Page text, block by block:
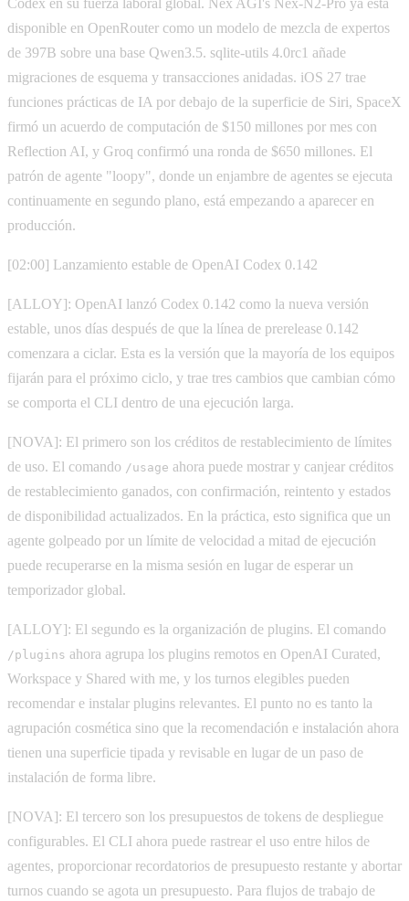
disponible en OpenRouter como un modelo de mezcla de expertos
de 397B sobre una base Qwen3.5. sqlite-utils 4.0rc1 añade
migraciones de esquema y transacciones anidadas. iOS 27 trae
funciones prácticas de IA por debajo de la superficie de Siri, SpaceX
firmó un acuerdo de computación de $150 millones por mes con
Reflection AI, y Groq confirmó una ronda de $650 millones. El
patrón de agente "loopy", donde un enjambre de agentes se ejecuta
continuamente en segundo plano, está empezando a aparecer en
producción.
[02:00] Lanzamiento estable de OpenAI Codex 0.142
[ALLOY]: OpenAI lanzó Codex 0.142 como la nueva versión
estable, unos días después de que la línea de prerelease 0.142
comenzara a ciclar. Esta es la versión que la mayoría de los equipos
fijarán para el próximo ciclo, y trae tres cambios que cambian cómo
se comporta el CLI dentro de una ejecución larga.
[NOVA]: El primero son los créditos de restablecimiento de límites
de uso. El comando /usage ahora puede mostrar y canjear créditos
de restablecimiento ganados, con confirmación, reintento y estados
de disponibilidad actualizados. En la práctica, esto significa que un
agente golpeado por un límite de velocidad a mitad de ejecución
puede recuperarse en la misma sesión en lugar de esperar un
temporizador global.
[ALLOY]: El segundo es la organización de plugins. El comando
/plugins ahora agrupa los plugins remotos en OpenAI Curated,
Workspace y Shared with me, y los turnos elegibles pueden
recomendar e instalar plugins relevantes. El punto no es tanto la
agrupación cosmética sino que la recomendación e instalación ahora
tienen una superficie tipada y revisable en lugar de un paso de
instalación de forma libre.
[NOVA]: El tercero son los presupuestos de tokens de despliegue
configurables. El CLI ahora puede rastrear el uso entre hilos de
agentes, proporcionar recordatorios de presupuesto restante y abortar
turnos cuando se agota un presupuesto. Para flujos de trabajo de